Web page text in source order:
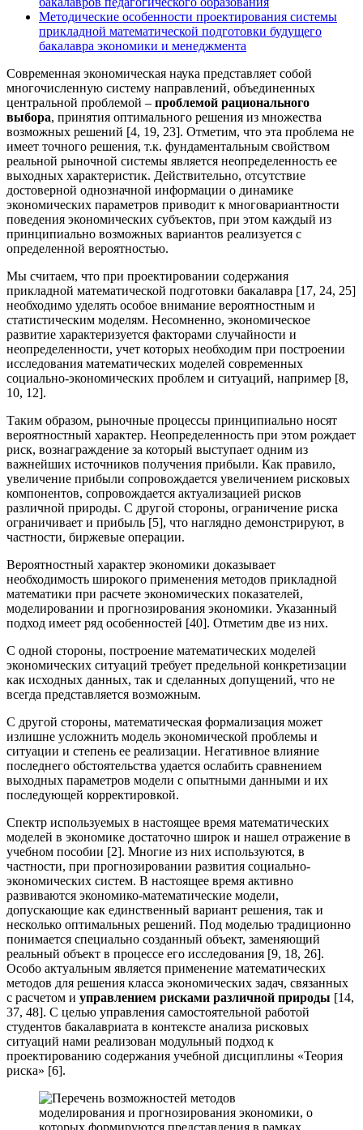
Методические особенности проектирования системы
прикладной математической подготовки будущего
бакалавра экономики и менеджмента
Современная экономическая наука представляет собой
многочисленную систему направлений, объединенных
центральной проблемой – проблемой рационального
выбора, принятия оптимального решения из множества
возможных решений [4, 19, 23]. Отметим, что эта проблема не
имеет точного решения, т.к. фундаментальным свойством
реальной рыночной системы является неопределенность ее
выходных характеристик. Действительно, отсутствие
достоверной однозначной информации о динамике
экономических параметров приводит к многовариантности
поведения экономических субъектов, при этом каждый из
принципиально возможных вариантов реализуется с
определенной вероятностью.
Мы считаем, что при проектировании содержания
прикладной математической подготовки бакалавра [17, 24, 25]
необходимо уделять особое внимание вероятностным и
статистическим моделям. Несомненно, экономическое
развитие характеризуется факторами случайности и
неопределенности, учет которых необходим при построении
исследования математических моделей современных
социально-экономических проблем и ситуаций, например [8,
10, 12].
Таким образом, рыночные процессы принципиально носят
вероятностный характер. Неопределенность при этом рождает
риск, вознаграждение за который выступает одним из
важнейших источников получения прибыли. Как правило,
увеличение прибыли сопровождается увеличением рисковых
компонентов, сопровождается актуализацией рисков
различной природы. С другой стороны, ограничение риска
ограничивает и прибыль [5], что наглядно демонстрируют, в
частности, биржевые операции.
Вероятностный характер экономики доказывает
необходимость широкого применения методов прикладной
математики при расчете экономических показателей,
моделировании и прогнозирования экономики. Указанный
подход имеет ряд особенностей [40]. Отметим две из них.
С одной стороны, построение математических моделей
экономических ситуаций требует предельной конкретизации
как исходных данных, так и сделанных допущений, что не
всегда представляется возможным.
С другой стороны, математическая формализация может
излишне усложнить модель экономической проблемы и
ситуации и степень ее реализации. Негативное влияние
последнего обстоятельства удается ослабить сравнением
выходных параметров модели с опытными данными и их
последующей корректировкой.
Спектр используемых в настоящее время математических
моделей в экономике достаточно широк и нашел отражение в
учебном пособии [2]. Многие из них используются, в
частности, при прогнозировании развития социально-
экономических систем. В настоящее время активно
развиваются экономико-математические модели,
допускающие как единственный вариант решения, так и
несколько оптимальных решений. Под моделью традиционно
понимается специально созданный объект, заменяющий
реальный объект в процессе его исследования [9, 18, 26].
Особо актуальным является применение математических
методов для решения класса экономических задач, связанных
с расчетом и управлением рисками различной природы [14,
37, 48]. С целью управления самостоятельной работой
студентов бакалавриата в контексте анализа рисковых
ситуаций нами реализован модульный подход к
проектированию содержания учебной дисциплины «Теория
риска» [6].